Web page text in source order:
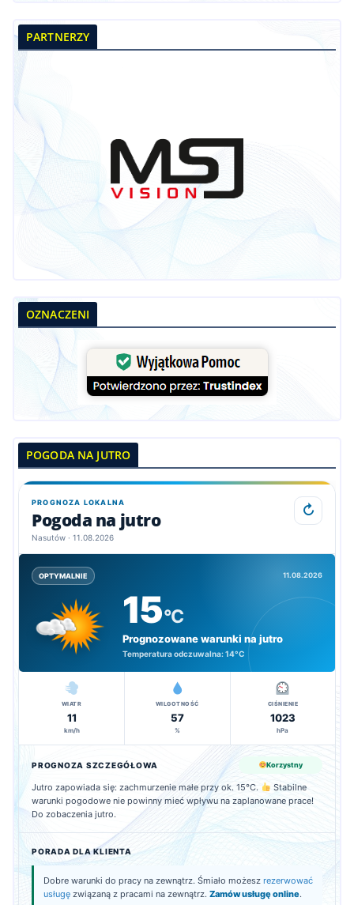
PARTNERZY
OZNACZENI
POGODA NA JUTRO
PROGNOZA LOKALNA
Pogoda na jutro
Nasutów · 11.08.2026
↻
OPTYMALNIE 11.08.2026
15°C
Prognozowane warunki na jutro
Temperatura odczuwalna:14°C
WIATR
11
km/h
WILGOTNOŚĆ
57
%
CIŚNIENIE
1023
hPa
PROGNOZA SZCZEGÓŁOWA Korzystny
Jutro zapowiada się: zachmurzenie małe przy ok. 15°C.
Stabilne
warunki pogodowe nie powinny mieć wpływu na zaplanowane prace!
Do zobaczenia jutro.
PORADA DLA KLIENTA
Dobre warunki do pracy na zewnątrz. Śmiało możesz rezerwować
usługę związaną z pracami na zewnątrz. Zamów usługę online.